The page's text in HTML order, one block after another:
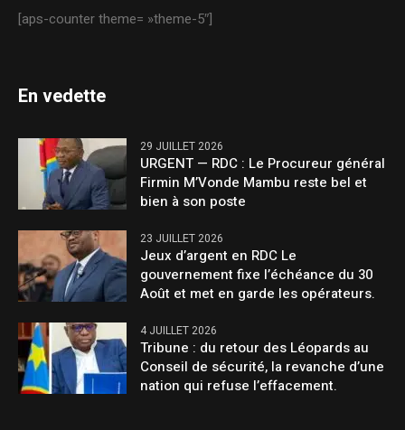
[aps-counter theme= »theme-5″]
En vedette
29 JUILLET 2026
URGENT — RDC : Le Procureur général
Firmin M’Vonde Mambu reste bel et
bien à son poste
23 JUILLET 2026
Jeux d’argent en RDC Le
gouvernement fixe l’échéance du 30
Août et met en garde les opérateurs.
4 JUILLET 2026
Tribune : du retour des Léopards au
Conseil de sécurité, la revanche d’une
nation qui refuse l’effacement.